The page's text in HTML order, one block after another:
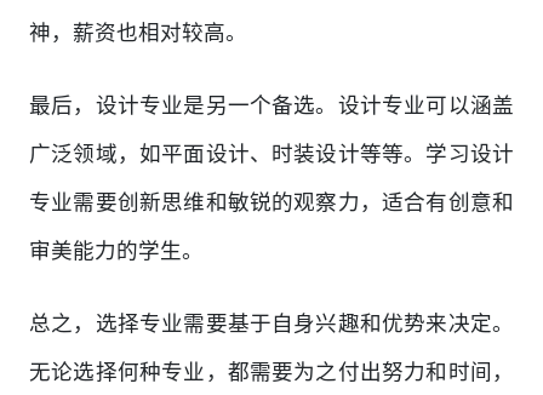
神，薪资也相对较高。
最后，设计专业是另一个备选。设计专业可以涵盖
广泛领域，如平面设计、时装设计等等。学习设计
专业需要创新思维和敏锐的观察力，适合有创意和
审美能力的学生。
总之，选择专业需要基于自身兴趣和优势来决定。
无论选择何种专业，都需要为之付出努力和时间，